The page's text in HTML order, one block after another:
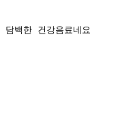
백한 건강음료네요